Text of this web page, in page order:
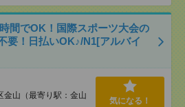
間でOK！国際スポーツ大会の
要！日払いOK♪/N1[アルバイ
金山（最寄り駅：金山
気になる！